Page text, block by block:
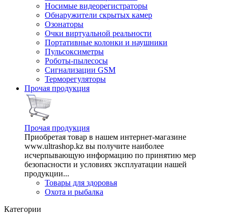
Носимые видеорегистраторы
Обнаружители скрытых камер
Озонаторы
Очки виртуальной реальности
Портативные колонки и наушники
Пульсоксиметры
Роботы-пылесосы
Сигнализации GSM
Терморегуляторы
Прочая продукция
Прочая продукция
Приобретая товар в нашем интернет-магазине
www.ultrashop.kz вы получите наиболее
исчерпывающую информацию по принятию мер
безопасности и условиях эксплуатации нашей
продукции...
Товары для здоровья
Охота и рыбалка
Категории